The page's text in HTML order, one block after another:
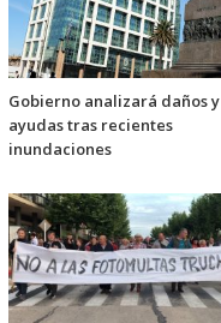
Gobierno analizará daños y
ayudas tras recientes
inundaciones